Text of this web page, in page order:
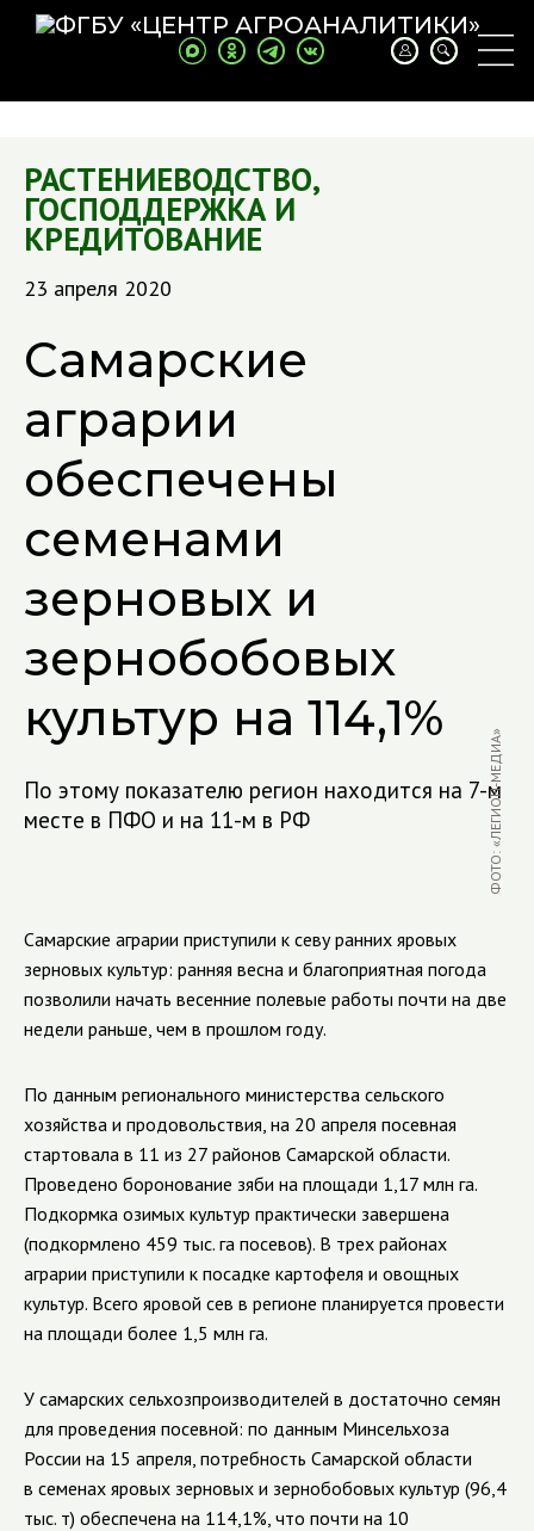
РАСТЕНИЕВОДСТВО,
ГОСПОДДЕРЖКА И
КРЕДИТОВАНИЕ
23 апреля 2020
Самарские
аграрии
обеспечены
семенами
зерновых и
зернобобовых
культур на 114,1%
По этому показателю регион находится на 7-м
месте в ПФО и на 11-м в РФ
ФОТО: «ЛЕГИОН-МЕДИА»
Самарские аграрии приступили к севу ранних яровых
зерновых культур: ранняя весна и благоприятная погода
позволили начать весенние полевые работы почти на две
недели раньше, чем в прошлом году.
По данным регионального министерства сельского
хозяйства и продовольствия, на 20 апреля посевная
стартовала в 11 из 27 районов Самарской области.
Проведено боронование зяби на площади 1,17 млн га.
Подкормка озимых культур практически завершена
(подкормлено 459 тыс. га посевов). В трех районах
аграрии приступили к посадке картофеля и овощных
культур. Всего яровой сев в регионе планируется провести
на площади более 1,5 млн га.
У самарских сельхозпроизводителей в достаточно семян
для проведения посевной: по данным Минсельхоза
России на 15 апреля, потребность Самарской области
в семенах яровых зерновых и зернобобовых культур (96,4
тыс. т) обеспечена на 114,1%, что почти на 10